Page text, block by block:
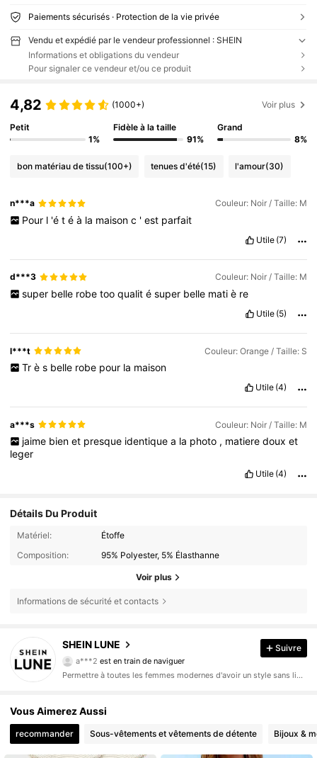
Paiements sécurisés · Protection de la vie privée
Vendu et expédié par le vendeur professionnel : SHEIN
Informations et obligations du vendeur
Pour signaler ce vendeur et/ou ce produit
4,82 (1000+) Voir plus
Petit
1%
Fidèle à la taille
91%
Grand
8%
bon matériau de tissu(100+) tenues d'été(15) l'amour(30)
n***a Couleur: Noir / Taille: M
Pour l 'é t é à la maison c ' est parfait
Utile (7)
d***3 Couleur: Noir / Taille: M
super belle robe too qualit é super belle mati è re
Utile (5)
l***t Couleur: Orange / Taille: S
Tr è s belle robe pour la maison
Utile (4)
a***s Couleur: Noir / Taille: M
jaime bien et presque identique a la photo , matiere doux et
leger
Utile (4)
Détails Du Produit
Matériel:
Étoffe
Composition:
95% Polyester, 5% Élasthanne
Voir plus
Informations de sécurité et contacts
SHEIN LUNE
4,85
1M Suiveurs
a***2
est en train de naviguer
4,85
1M Suiveurs
4,85 1M Suiveurs
4,85 1M Suiveurs
4,85 1M Suiveurs
Suivre
Permettre à toutes les femmes modernes d'avoir un style sans limite.
Vous Aimerez Aussi
recommander Sous-vêtements et vêtements de détente Bijoux &